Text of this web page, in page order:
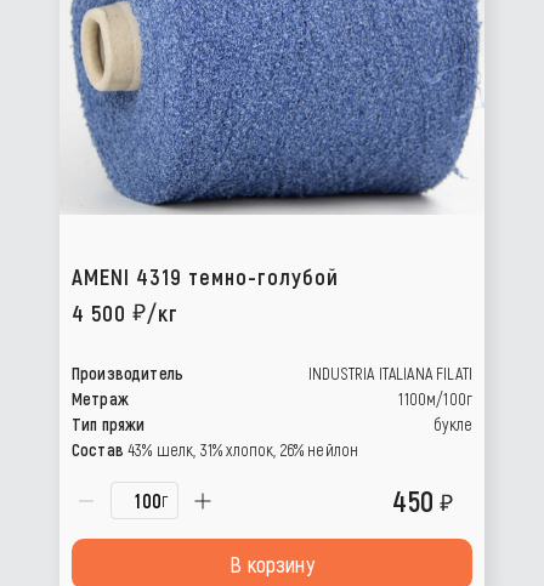
AMENI 4319 темно-голубой
4 500
/кг
Производитель
INDUSTRIA ITALIANA FILATI
Метраж
1100м/100г
Тип пряжи
букле
Состав 43% шелк, 31% хлопок, 26% нейлон
г 450
В корзину